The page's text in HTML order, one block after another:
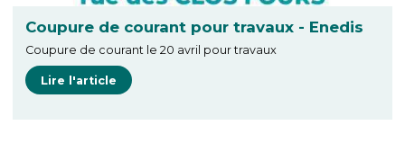
Coupure de courant pour travaux - Enedis
Coupure de courant le 20 avril pour travaux
Lire l'article